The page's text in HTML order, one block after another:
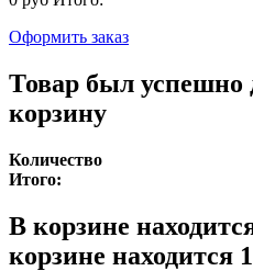
Оформить заказ
Товар был успешно
корзину
Количество
Итого:
В корзине
корзине находится